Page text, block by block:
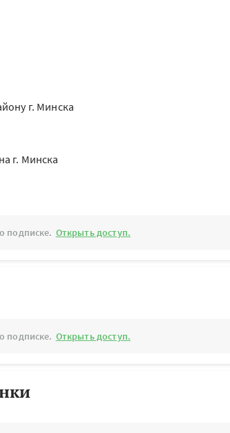
г. Минска
г. Минска
подписке. Открыть доступ.
подписке. Открыть доступ.